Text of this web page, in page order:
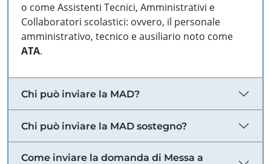
o come Assistenti Tecnici, Amministrativi e
Collaboratori scolastici: ovvero, il personale
amministrativo, tecnico e ausiliario noto come
ATA.
Chi può inviare la MAD?
Chi può inviare la MAD sostegno?
Come inviare la domanda di Messa a